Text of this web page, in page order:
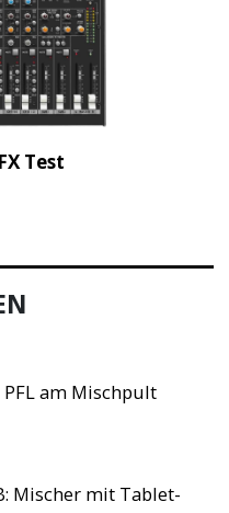
Test
am Mischpult
Mischer mit Tablet-